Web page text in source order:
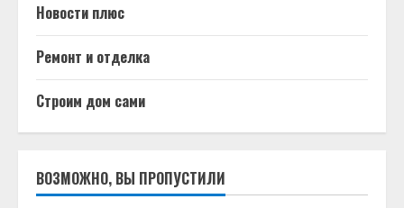
Новости плюс
Ремонт и отделка
Строим дом сами
ВОЗМОЖНО, ВЫ ПРОПУСТИЛИ